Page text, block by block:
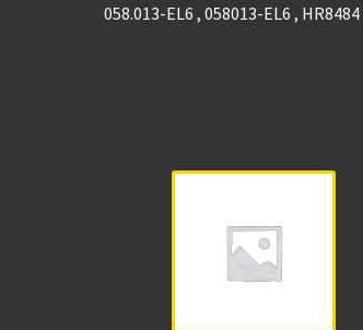
EL6
058.013-EL6 , 058013-EL6 ,